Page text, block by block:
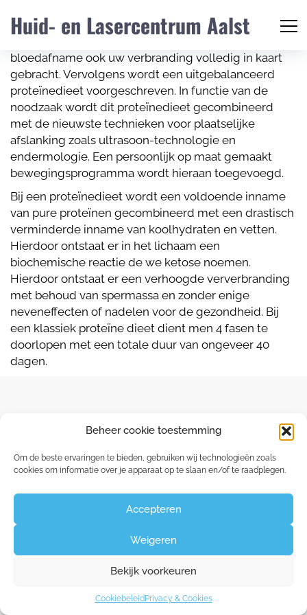
Beheer cookie toestemming
Om de beste ervaringen te bieden, gebruiken wij technologieën zoals
cookies om informatie over je apparaat op te slaan en/of te raadplegen.
Accepteren
Weigeren
Bekijk voorkeuren
CookiebeleidPrivacy & Cookies
Huid- en Lasercentrum Aalst
uw voedingsgewoonten en bewegingsgewoonten in
bloedafname ook uw verbranding volledig in kaart
gebracht. Vervolgens wordt een uitgebalanceerd
proteïnedieet voorgeschreven. In functie van de
noodzaak wordt dit proteïnedieet gecombineerd
met de nieuwste technieken voor plaatselijke
afslanking zoals ultrasoon-technologie en
endermologie. Een persoonlijk op maat gemaakt
bewegingsprogramma wordt hieraan toegevoegd.
Bij een proteïnedieet wordt een voldoende inname
van pure proteïnen gecombineerd met een drastisch
verminderde inname van koolhydraten en vetten.
Hierdoor ontstaat er in het lichaam een
biochemische reactie de we ketose noemen.
Hierdoor ontstaat er een verhoogde ververbranding
met behoud van spermassa en zonder enige
neveneffecten of nadelen voor de gezondheid. Bij
een klassiek proteïne dieet dient men 4 fasen te
doorlopen met een totale duur van ongeveer 40
dagen.
Capucienenlaan 35 - 9300 Aalst
Claudine:0475 26 84 60
Cookies